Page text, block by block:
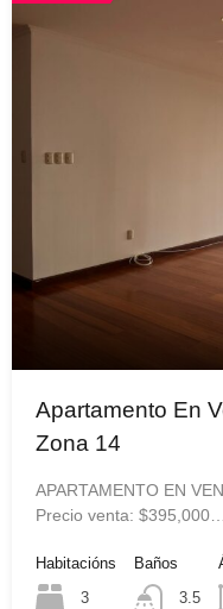
Apartamento En
Zona 14
APARTAMENTO EN
Precio venta: $395,000…
Habitacións
3
Baños
3.5